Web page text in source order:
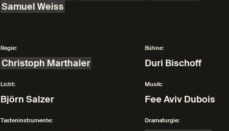
Samuel Weiss
Regie:
Christoph Marthaler
Bühne:
Duri Bischoff
Licht:
Björn Salzer
Musik:
Fee Aviv Dubois
Tasteninstrumente: Dramaturgie: